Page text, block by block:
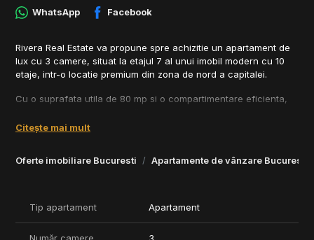
Oferte imobiliare Bucuresti Apartamente de vânzare Bucuresti
WhatsApp Facebook
Rivera Real Estate va propune spre achizitie un apartament de
lux cu 3 camere, situat la etajul 7 al unui imobil modern cu 10
etaje, intr-o locatie premium din zona de nord a capitalei.
Cu o suprafata utila de 80 mp si o compartimentare eficienta,
space complet utilata, doua dormitoare, doua bai moderne, hol
Proprietatea impresioneaza prin finisaje de inalta calitate si
- Ceramica premium, parchet de trafic intens
- Plafon iluminat tip Barrisol
Citește mai mult
Tip apartament Apartament
Număr camere 3